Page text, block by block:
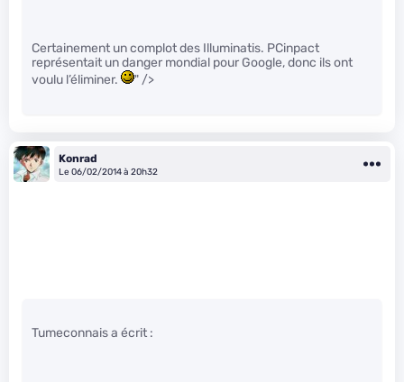
Certainement un complot des Illuminatis. PCinpact
représentait un danger mondial pour Google, donc ils ont
voulu l’éliminer.
" />
Konrad
Le 06/02/2014 à 20h32
Tumeconnais a écrit :